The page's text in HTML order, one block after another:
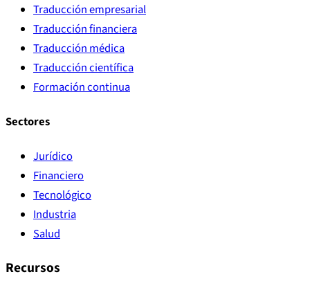
Traducción empresarial
Traducción financiera
Traducción médica
Traducción científica
Formación continua
Sectores
Jurídico
Financiero
Tecnológico
Industria
Salud
Recursos